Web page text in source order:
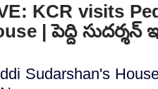
KCR visits
| పెద్ది సుదర్శన్‌
Sudarshan's